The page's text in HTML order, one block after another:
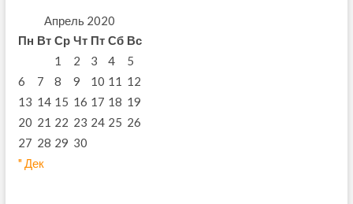
Апрель 2020
Пн Вт Ср Чт Пт Сб Вс
" Дек
1 2 3 4
5
6
7 8 9 10 11 12
13 14 15 16 17 18 19
20 21 22 23 24 25 26
27 28 29 30